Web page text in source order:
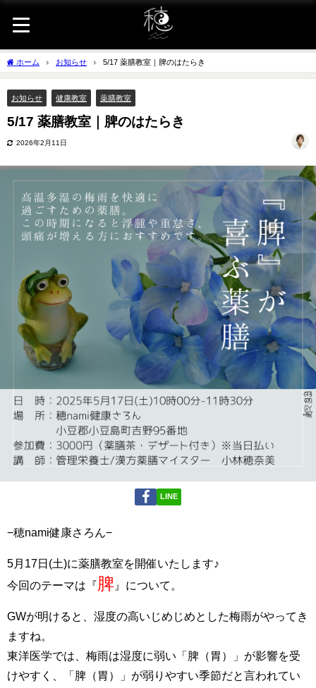
ホーム お知らせ 5/17 薬膳教室｜脾のはたらき
お知らせ 健康教室 薬膳教室
5/17 薬膳教室｜脾のはたらき
2026年2月11日
LINE
−穂nami健康さろん−
5月17日(土)に薬膳教室を開催いたします♪
今回のテーマは『脾 』について。
GWが明けると、湿度の高いじめじめとした梅雨がやってき
ますね。
東洋医学では、梅雨は湿度に弱い「脾（胃）」が影響を受
けやすく、「脾（胃）」が弱りやすい季節だと言われてい